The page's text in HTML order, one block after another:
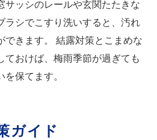
サッシのレールや玄関たたきな
ラシでこすり洗いすると、汚れ
できます。 結露対策とこまめな
ておけば、梅雨季節が過ぎても
保てます。
ガイド